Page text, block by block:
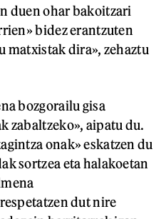
duen ohar bakoitzari
bidez erantzuten
matxistak dira», zehaztu
bozgorailu gisa
zabaltzeko», aipatu du.
onak» eskatzen du
sortzea eta halakoetan
dut nire